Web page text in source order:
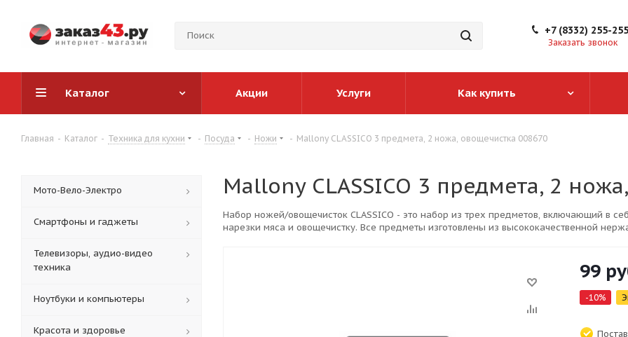
+7 (8332) 255-255
Заказать звонок
Каталог Акции Услуги Как купить
Главная - Каталог - Техника для кухни - Посуда - Ножи - Mallony CLASSICO 3 предмета, 2 ножа, овощечистка 008670
Mallony CLASSICO 3 предмета, 2
Набор ножей/овощечисток CLASSICO - это набор из трех предметов, включающий в
нарезки мяса и овощечистку. Все предметы изготовлены из высококачественной
99
-10%
Мото-Вело-Электро
Смартфоны и гаджеты
Телевизоры, аудио-видео
техника
Ноутбуки и компьютеры
Красота и здоровье